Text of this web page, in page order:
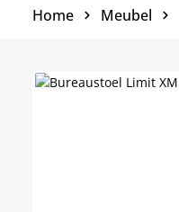
Home Meubel